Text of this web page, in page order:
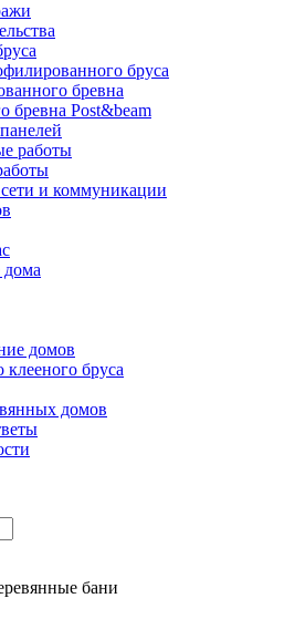
бруса
бревна
бревна Post&beam
работы
и коммуникации
домов
клееного бруса
домов
бани